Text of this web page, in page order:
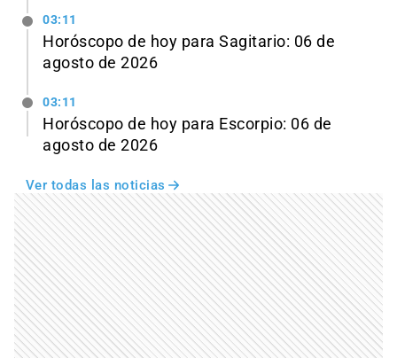
03:11
Horóscopo de hoy para Sagitario: 06 de
agosto de 2026
03:11
Horóscopo de hoy para Escorpio: 06 de
agosto de 2026
Ver todas las noticias